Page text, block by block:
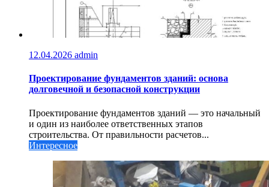
12.04.2026 admin
Проектирование фундаментов зданий: основа
долговечной и безопасной конструкции
Проектирование фундаментов зданий — это начальный
и один из наиболее ответственных этапов
строительства. От правильности расчетов...
Интересное